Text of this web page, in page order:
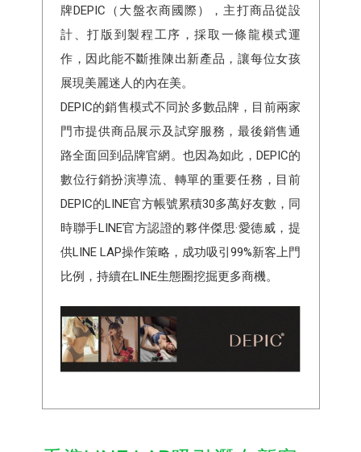
牌DEPIC（大盤衣商國際），主打商品從設
計、打版到製程工序，採取一條龍模式運
作，因此能不斷推陳出新產品，讓每位女孩
展現美麗迷人的內在美。
DEPIC的銷售模式不同於多數品牌，目前兩家
門市提供商品展示及試穿服務，最後銷售通
路全面回到品牌官網。也因為如此，DEPIC的
數位行銷扮演導流、轉單的重要任務，目前
DEPIC的LINE官方帳號累積30多萬好友數，同
時聯手LINE官方認證的夥伴傑思·愛德威，提
供LINE LAP操作策略，成功吸引99%新客上門
比例，持續在LINE生態圈挖掘更多商機。